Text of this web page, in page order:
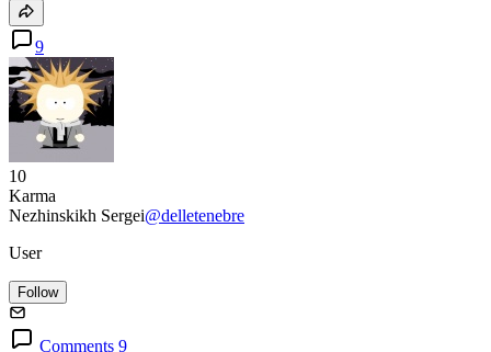
9
10
Karma
Nezhinskikh Sergei@delletenebre
User
Follow
Comments 9